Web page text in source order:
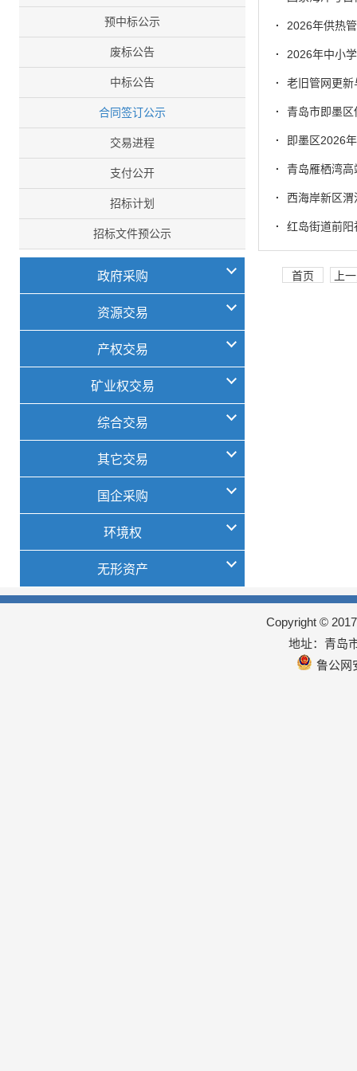
预中标公示
废标公告
中标公告
合同签订公示
交易进程
支付公开
招标计划
招标文件预公示
政府采购
资源交易
产权交易
矿业权交易
综合交易
其它交易
国企采购
环境权
无形资产
· 2026年供热
· 2026年中小
· 老旧管网更
· 青岛市即墨
· 即墨区2026
· 青岛雁栖湾
· 西海岸新区
· 红岛街道前
首页 上
Copyright ©
地址：青岛
鲁公网